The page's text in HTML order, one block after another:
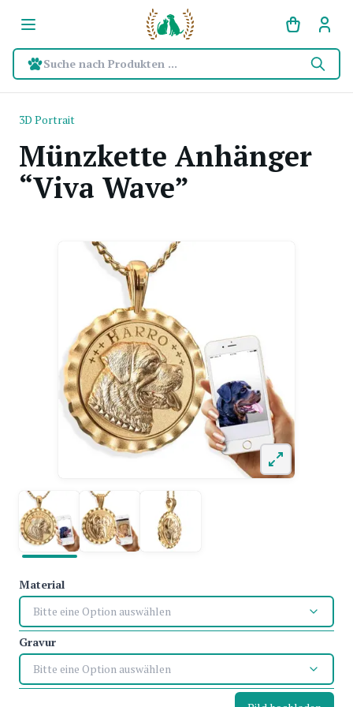
Suche nach Produkten ...
3D Portrait
Münzkette Anhänger
“Viva Wave”
Material
Bitte eine Option auswählen
Gravur
Bitte eine Option auswählen